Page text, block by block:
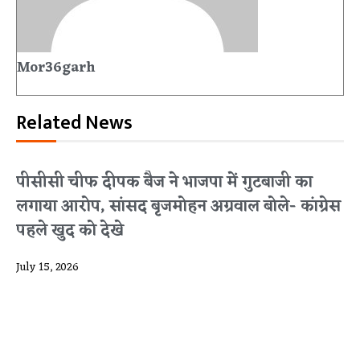
Mor36garh
Related News
पीसीसी चीफ दीपक बैज ने भाजपा में गुटबाजी का
लगाया आरोप, सांसद बृजमोहन अग्रवाल बोले- कांग्रेस
पहले खुद को देखे
July 15, 2026